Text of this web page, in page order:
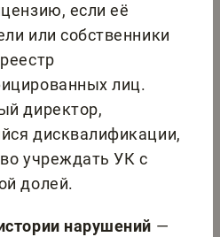
если её
или собственники
лиц.
директор,
дисквалификации,
учреждать УК с
долей.
нарушений —